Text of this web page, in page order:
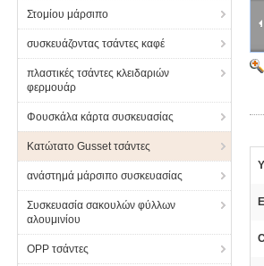
Στομίου μάρσιπο
συσκευάζοντας τσάντες καφέ
πλαστικές τσάντες κλειδαριών
φερμουάρ
Φουσκάλα κάρτα συσκευασίας
Κατώτατο Gusset τσάντες
ανάστημά μάρσιπο συσκευασίας
Συσκευασία σακουλών φύλλων
αλουμινίου
OPP τσάντες